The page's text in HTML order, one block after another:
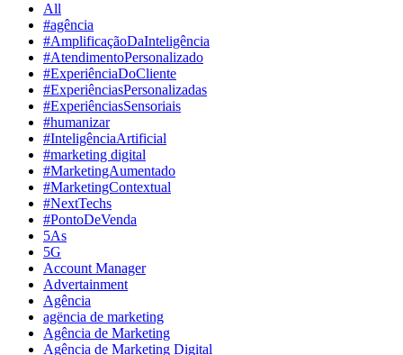
All
#agência
#AmplificaçãoDaInteligência
#AtendimentoPersonalizado
#ExperiênciaDoCliente
#ExperiênciasPersonalizadas
#ExperiênciasSensoriais
#humanizar
#InteligênciaArtificial
#marketing digital
#MarketingAumentado
#MarketingContextual
#NextTechs
#PontoDeVenda
5As
5G
Account Manager
Advertainment
Agência
agëncia de marketing
Agência de Marketing
Agência de Marketing Digital